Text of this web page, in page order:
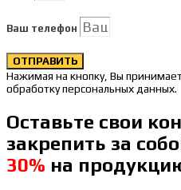
Ваш телефон
ОТПРАВИТЬ
Нажимая на кнопку, Вы
обработку персональных данных.
Оставьте свои
закрепить за
30% на